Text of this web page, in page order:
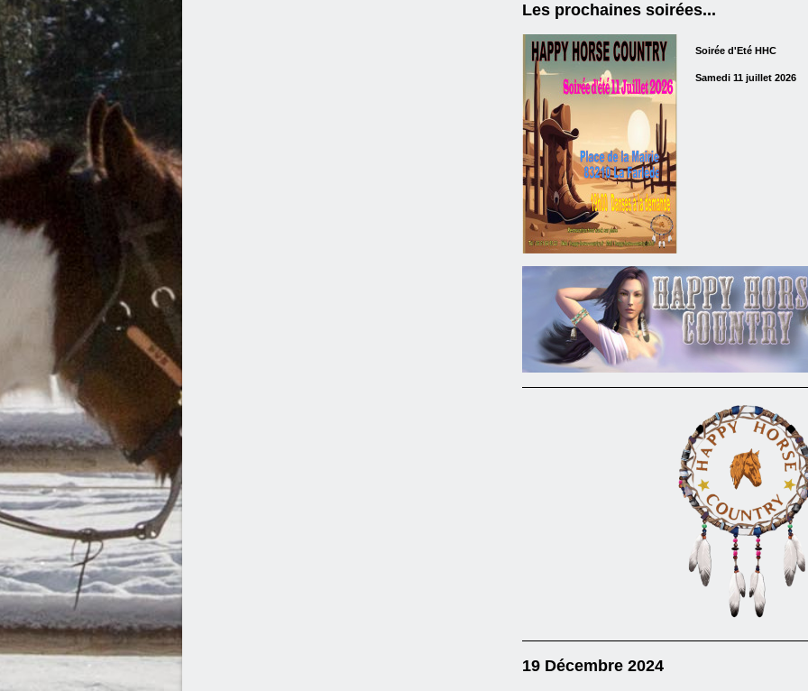
Les prochaines soirées...
Soirée d'Eté HHC
Samedi 11 juillet 2026
19 Décembre 2024